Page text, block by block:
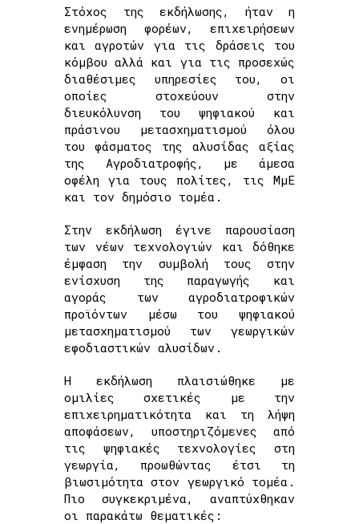
Στόχος της εκδήλωσης, ήταν η
ενημέρωση φορέων, επιχειρήσεων
και αγροτών για τις δράσεις του
κόμβου αλλά και για τις προσεχώς
διαθέσιμες υπηρεσίες του, οι
οποίες στοχεύουν στην
διευκόλυνση του ψηφιακού και
πράσινου μετασχηματισμού όλου
του φάσματος της αλυσίδας αξίας
της Αγροδιατροφής, με άμεσα
οφέλη για τους πολίτες, τις ΜμΕ
και τον δημόσιο τομέα.
Στην εκδήλωση έγινε παρουσίαση
των νέων τεχνολογιών και δόθηκε
έμφαση την συμβολή τους στην
ενίσχυση της παραγωγής και
αγοράς των αγροδιατροφικών
προϊόντων μέσω του ψηφιακού
μετασχηματισμού των γεωργικών
εφοδιαστικών αλυσίδων.
Η εκδήλωση πλαισιώθηκε με
ομιλίες σχετικές με την
επιχειρηματικότητα και τη λήψη
αποφάσεων, υποστηριζόμενες από
τις ψηφιακές τεχνολογίες στη
γεωργία, προωθώντας έτσι τη
βιωσιμότητα στον γεωργικό τομέα.
Πιο συγκεκριμένα, αναπτύχθηκαν
οι παρακάτω θεματικές: